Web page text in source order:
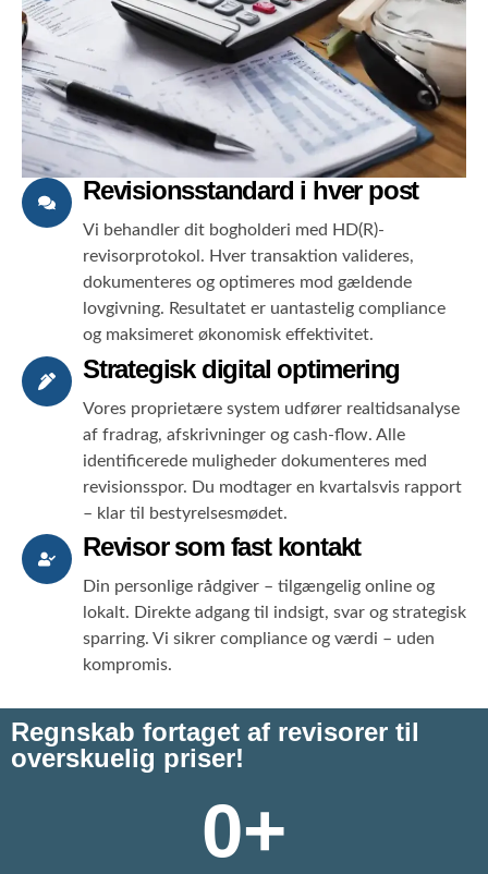
Revisionsstandard i hver post
Vi behandler dit bogholderi med HD(R)-
revisorprotokol. Hver transaktion valideres,
dokumenteres og optimeres mod gældende
lovgivning. Resultatet er uantastelig compliance
og maksimeret økonomisk effektivitet.
Strategisk digital optimering
Vores proprietære system udfører realtidsanalyse
af fradrag, afskrivninger og cash-flow. Alle
identificerede muligheder dokumenteres med
revisionsspor. Du modtager en kvartalsvis rapport
– klar til bestyrelsesmødet.
Revisor som fast kontakt
Din personlige rådgiver – tilgængelig online og
lokalt. Direkte adgang til indsigt, svar og strategisk
sparring. Vi sikrer compliance og værdi – uden
kompromis.
Regnskab fortaget af revisorer til
overskuelig priser!
0+